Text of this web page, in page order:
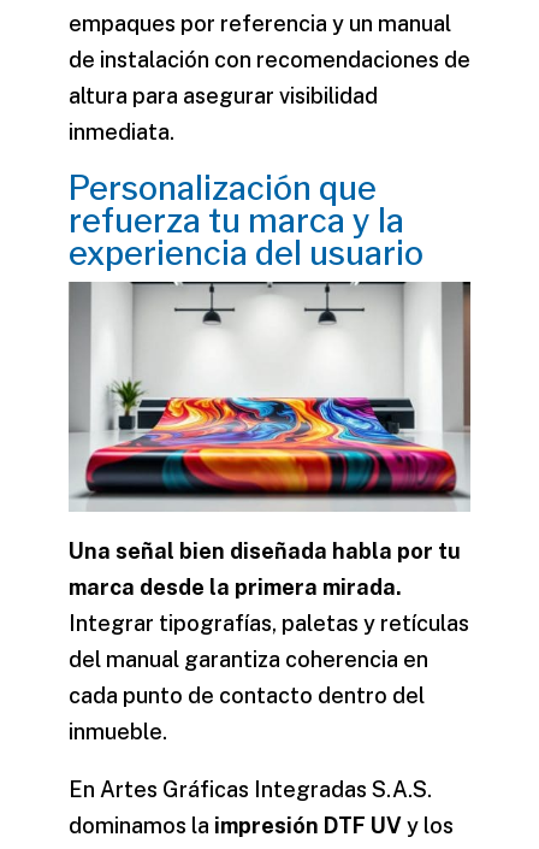
empaques por referencia y un manual
de instalación con recomendaciones de
altura para asegurar visibilidad
inmediata.
Personalización que
refuerza tu marca y la
experiencia del usuario
Una señal bien diseñada habla por tu
marca desde la primera mirada.
Integrar tipografías, paletas y retículas
del manual garantiza coherencia en
cada punto de contacto dentro del
inmueble.
En Artes Gráficas Integradas S.A.S.
dominamos la impresión DTF UVy los